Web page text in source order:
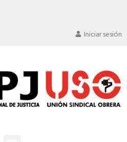
Iniciar sesión